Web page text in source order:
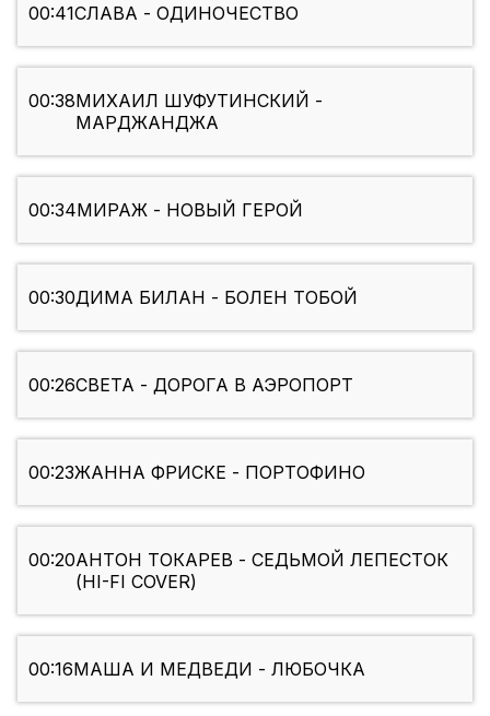
00:41СЛАВА - ОДИНОЧЕСТВО
00:38МИХАИЛ ШУФУТИНСКИЙ -
МАРДЖАНДЖА
00:34МИРАЖ - НОВЫЙ ГЕРОЙ
00:30ДИМА БИЛАН - БОЛЕН ТОБОЙ
00:26СВЕТА - ДОРОГА В АЭРОПОРТ
00:23ЖАННА ФРИСКЕ - ПОРТОФИНО
00:20АНТОН ТОКАРЕВ - СЕДЬМОЙ ЛЕПЕСТОК
(HI-FI COVER)
00:16МАША И МЕДВЕДИ - ЛЮБОЧКА